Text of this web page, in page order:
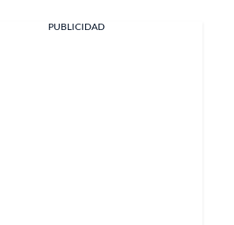
PUBLICIDAD